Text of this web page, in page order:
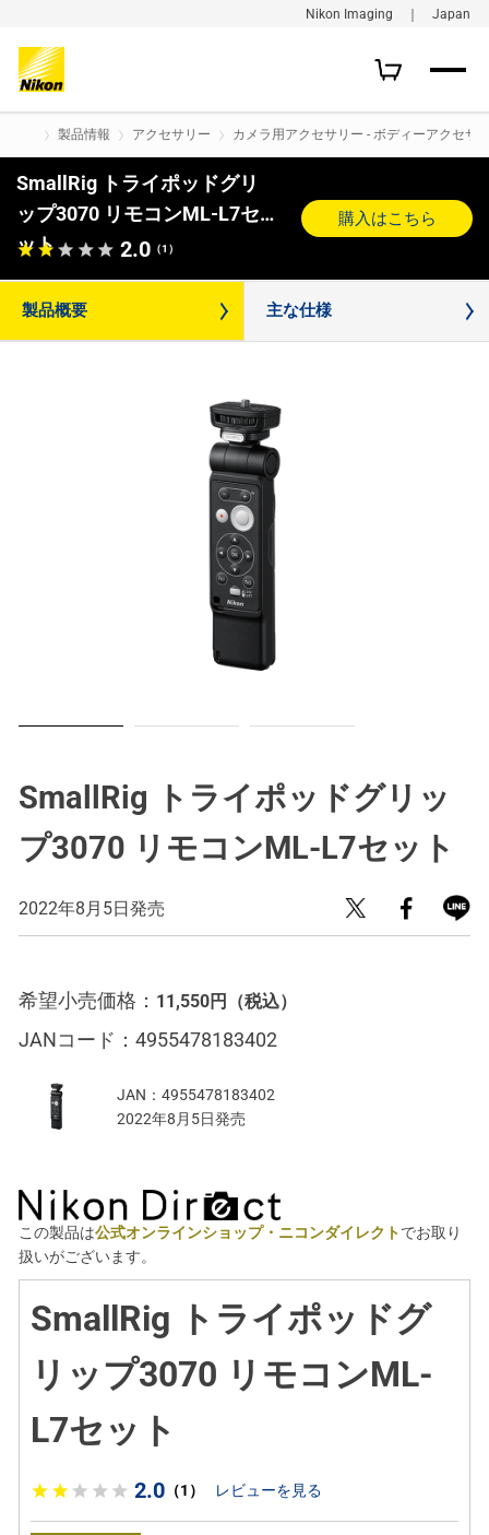
Nikon Imaging ｜ Japan
製品情報 アクセサリー カメラ用アクセサリー - ボディーアクセサ
SmallRig トライポッドグリ
ップ3070 リモコンML-L7セ
ット
2.0 （1）
購入はこちら
製品概要 主な仕様
SmallRig トライポッドグリッ
プ3070 リモコンML-L7セット
2022年8月5日発売
希望小売価格： 11,550円 （税込）
JANコード： 4955478183402
JAN： 4955478183402
2022年8月5日発売
この製品は公式オンラインショップ・ニコンダイレクトでお取り
扱いがございます。
SmallRig トライポッドグ
リップ3070 リモコンML-
L7セット
2.0（1） レビューを見る